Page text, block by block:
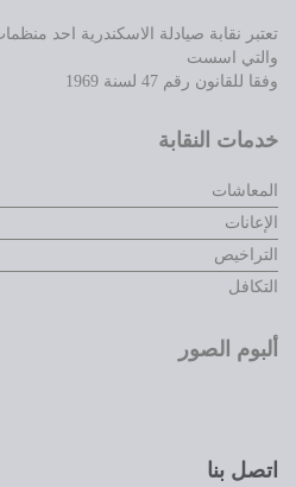
تعتبر نقابة صيادلة الاسكندرية احد
والتي اسست
وفقا للقانون رقم 47 لسنة 1969
خدمات النقابة
المعاشات
الإعانات
التراخيص
التكافل
ألبوم الصور
اتصل بنا